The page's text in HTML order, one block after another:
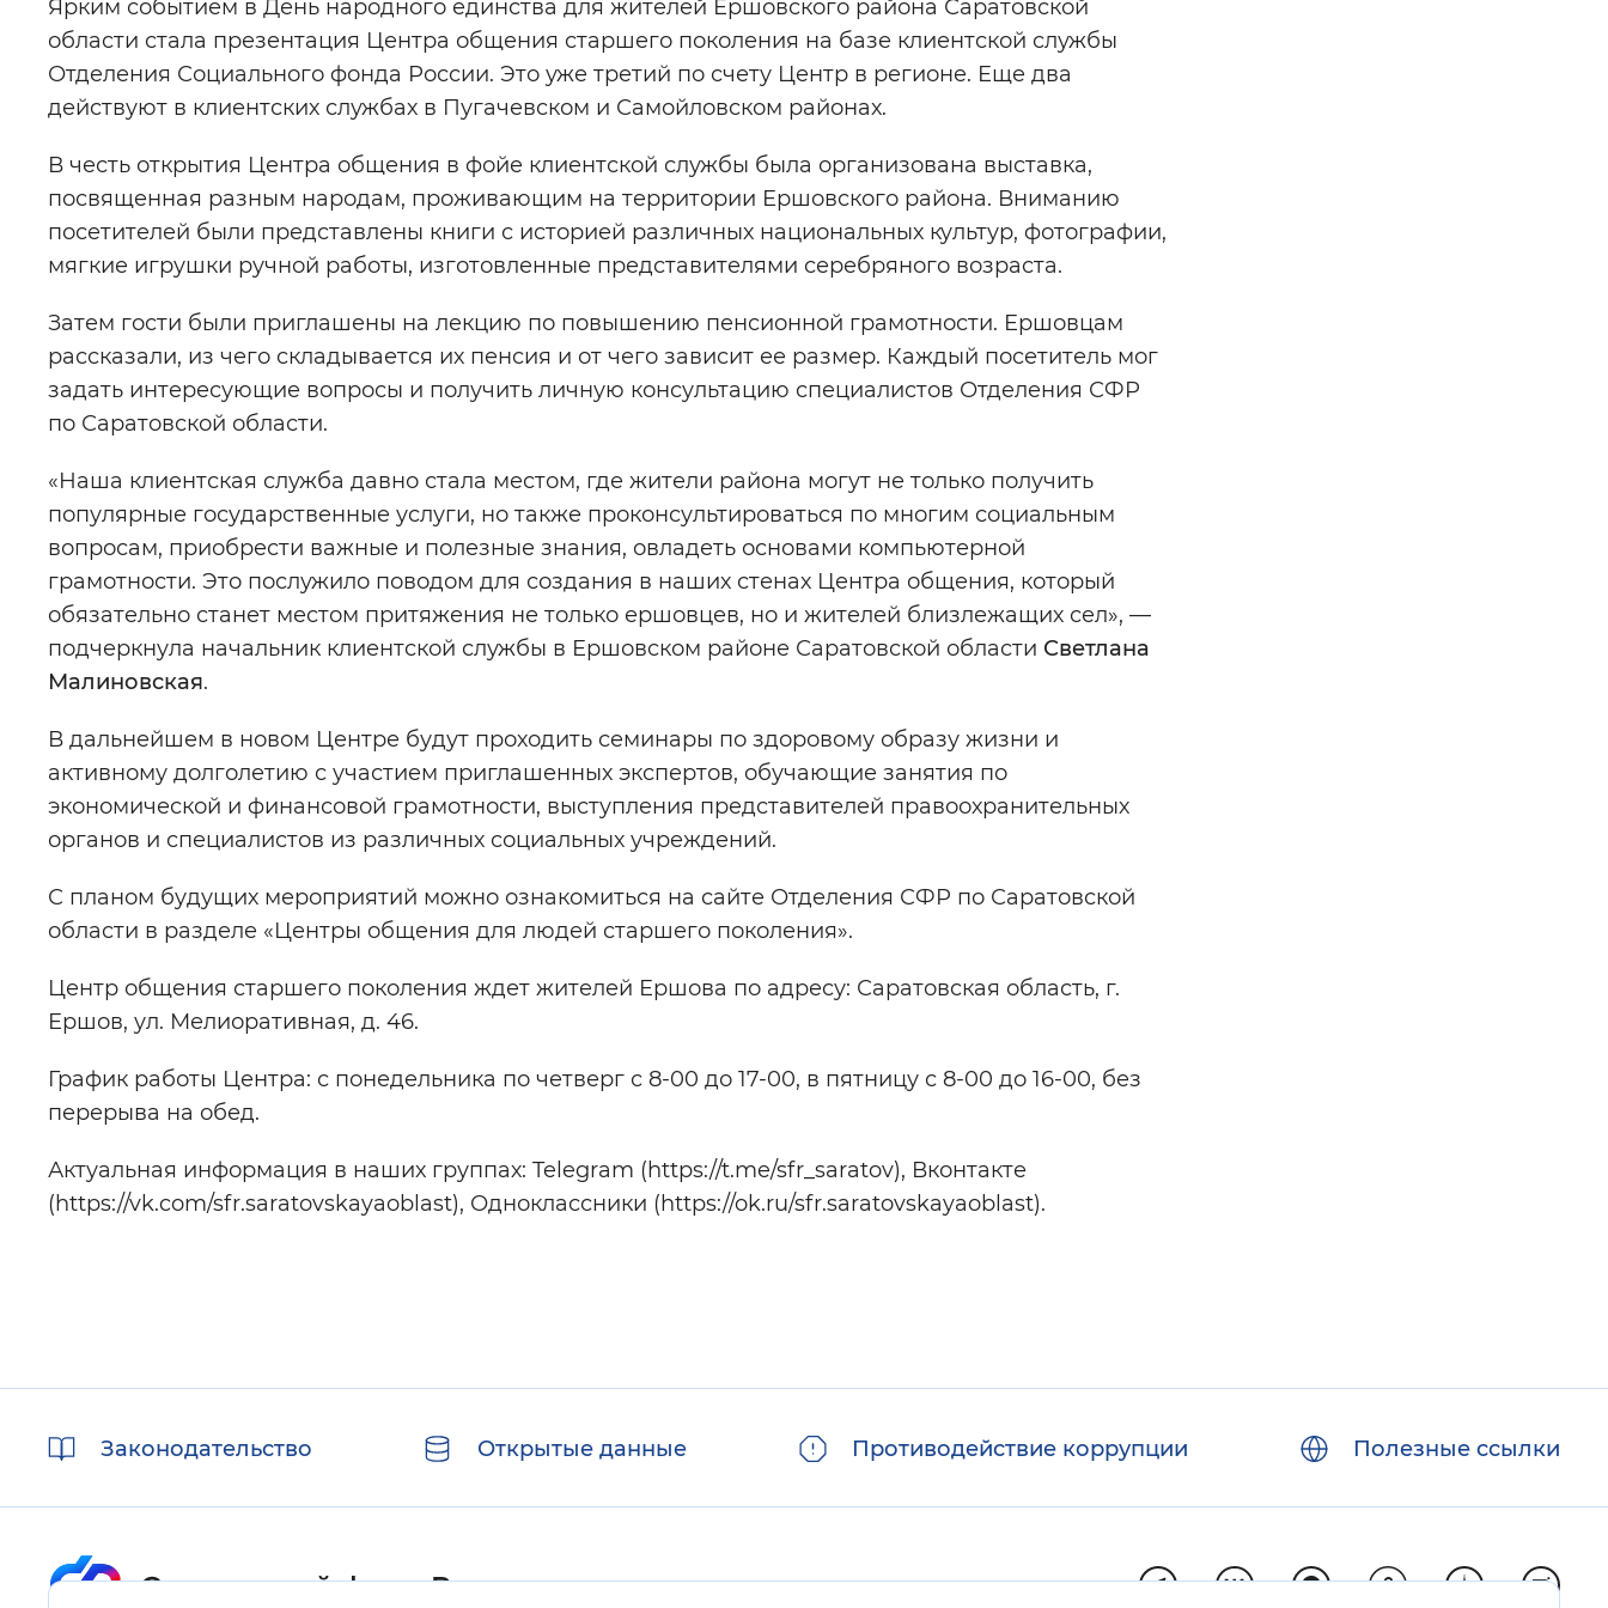
Ярким событием в День народного единства для жителей Ершовского района Саратовской
области стала презентация Центра общения старшего поколения на базе клиентской службы
Отделения Социального фонда России. Это уже третий по счету Центр в регионе. Еще два
действуют в клиентских службах в Пугачевском и Самойловском районах.
В честь открытия Центра общения в фойе клиентской службы была организована выставка,
посвященная разным народам, проживающим на территории Ершовского района. Вниманию
посетителей были представлены книги с историей различных национальных культур, фотографии,
мягкие игрушки ручной работы, изготовленные представителями серебряного возраста.
Затем гости были приглашены на лекцию по повышению пенсионной грамотности. Ершовцам
рассказали, из чего складывается их пенсия и от чего зависит ее размер. Каждый посетитель мог
задать интересующие вопросы и получить личную консультацию специалистов Отделения СФР
по Саратовской области.
«Наша клиентская служба давно стала местом, где жители района могут не только получить
популярные государственные услуги, но также проконсультироваться по многим социальным
вопросам, приобрести важные и полезные знания, овладеть основами компьютерной
грамотности. Это послужило поводом для создания в наших стенах Центра общения, который
обязательно станет местом притяжения не только ершовцев, но и жителей близлежащих сел», —
подчеркнула начальник клиентской службы в Ершовском районе Саратовской области Светлана
Малиновская.
В дальнейшем в новом Центре будут проходить семинары по здоровому образу жизни и
активному долголетию с участием приглашенных экспертов, обучающие занятия по
экономической и финансовой грамотности, выступления представителей правоохранительных
органов и специалистов из различных социальных учреждений.
С планом будущих мероприятий можно ознакомиться на сайте Отделения СФР по Саратовской
области в разделе «Центры общения для людей старшего поколения».
Центр общения старшего поколения ждет жителей Ершова по адресу: Саратовская область, г.
Ершов, ул. Мелиоративная, д. 46.
График работы Центра: с понедельника по четверг с 8-00 до 17-00, в пятницу с 8-00 до 16-00, без
перерыва на обед.
Актуальная информация в наших группах: Telegram (https://t.me/sfr_saratov), Вконтакте
(https://vk.com/sfr.saratovskayaoblast), Одноклассники (https://ok.ru/sfr.saratovskayaoblast).
ссылкиЗаконодательство Открытые данные Противодействие коррупции Полезные ссылки